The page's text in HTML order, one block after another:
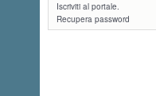
Iscriviti al portale.
Recupera password